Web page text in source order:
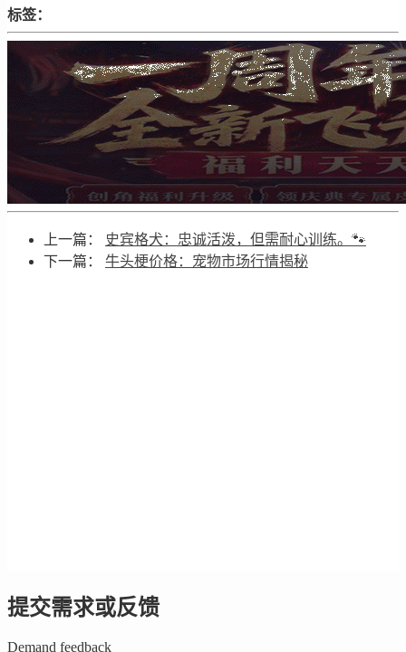
标签：
上一篇：
史宾格犬：忠诚活泼，但需耐心训练。🐾
下一篇： 牛头梗价格：宠物市场行情揭秘
提交需求或反馈
Demand feedback